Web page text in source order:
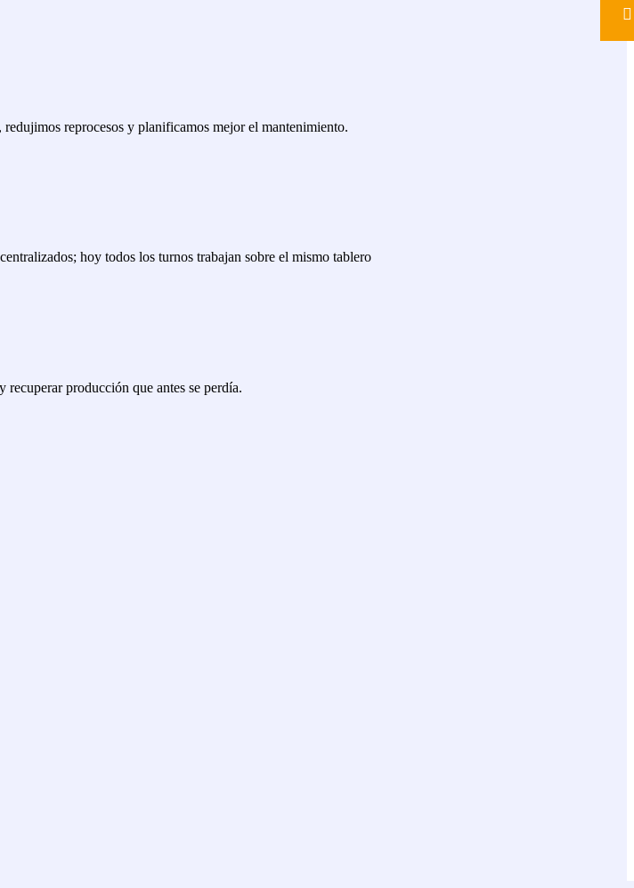
reprocesos y planificamos mejor el mantenimiento.
hoy todos los turnos trabajan sobre el mismo tablero
producción que antes se perdía.